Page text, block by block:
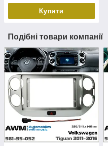
Купити
Подібні товари компанії